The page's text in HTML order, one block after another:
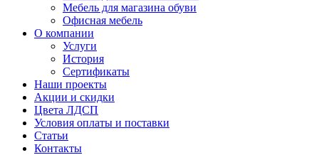
Мебель для магазина обуви
Офисная мебель
О компании
Услуги
История
Сертификаты
Наши проекты
Акции и скидки
Цвета ЛДСП
Условия оплаты и поставки
Статьи
Контакты